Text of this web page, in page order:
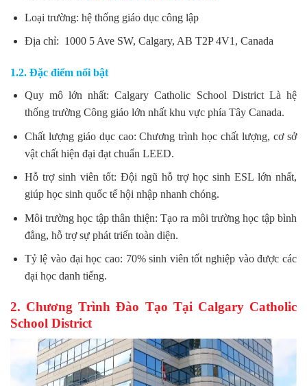
Loại trường: hệ thống giáo dục công lập
Địa chỉ: 1000 5 Ave SW, Calgary, AB T2P 4V1, Canada
1.2. Đặc điểm nổi bật
Quy mô lớn nhất: Calgary Catholic School District Là hệ
thống trường Công giáo lớn nhất khu vực phía Tây Canada.
Chất lượng giáo dục cao: Chương trình học chất lượng, cơ sở
vật chất hiện đại đạt chuẩn LEED.
Hỗ trợ sinh viên tốt: Đội ngũ hỗ trợ học sinh ESL lớn nhất,
giúp học sinh quốc tế hội nhập nhanh chóng.
Môi trường học tập thân thiện: Tạo ra môi trường học tập bình
đẳng, hỗ trợ sự phát triển toàn diện.
Tỷ lệ vào đại học cao: 70% sinh viên tốt nghiệp vào được các
đại học danh tiếng.
2. Chương Trình Đào Tạo Tại Calgary Catholic
School District